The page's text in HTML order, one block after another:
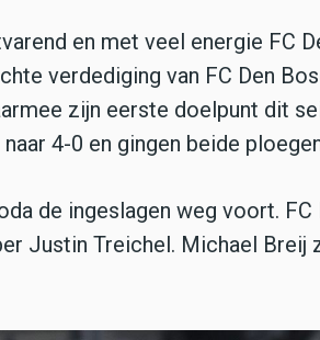
en met veel energie FC
verdediging van FC Den
zijn eerste doelpunt dit
4-0 en gingen beide
de ingeslagen weg voort.
Justin Treichel. Michael